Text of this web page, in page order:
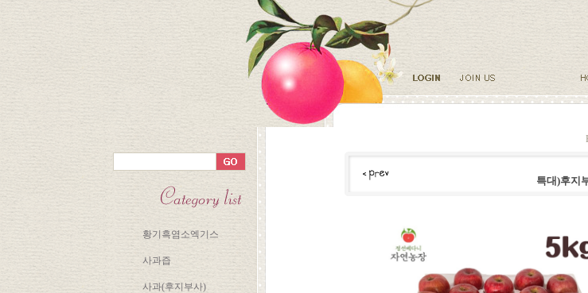
황기흑염소엑기스
사과즙
사과(후지부사)
특대)후지